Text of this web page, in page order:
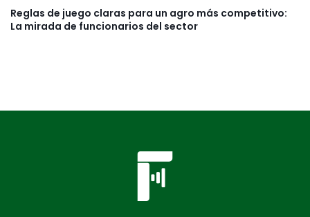
Reglas de juego claras para un agro más competitivo:
La mirada de funcionarios del sector